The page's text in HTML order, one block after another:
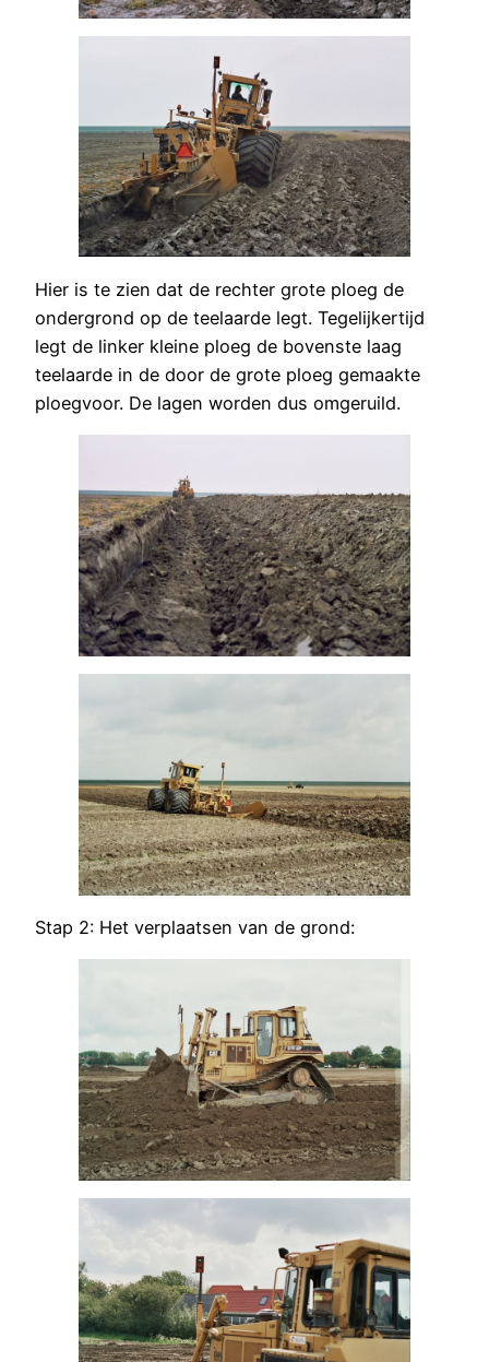
Hier is te zien dat de rechter grote ploeg de
ondergrond op de teelaarde legt. Tegelijkertijd
legt de linker kleine ploeg de bovenste laag
teelaarde in de door de grote ploeg gemaakte
ploegvoor. De lagen worden dus omgeruild.
Stap 2: Het verplaatsen van de grond: